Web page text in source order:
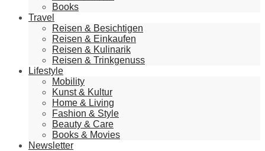
Books
Travel
Reisen & Besichtigen
Reisen & Einkaufen
Reisen & Kulinarik
Reisen & Trinkgenuss
Lifestyle
Mobility
Kunst & Kultur
Home & Living
Fashion & Style
Beauty & Care
Books & Movies
Newsletter